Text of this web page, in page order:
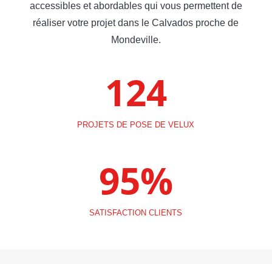
accessibles et abordables qui vous permettent de
réaliser votre projet dans le Calvados proche de
Mondeville.
124
PROJETS DE POSE DE VELUX
95%
SATISFACTION CLIENTS